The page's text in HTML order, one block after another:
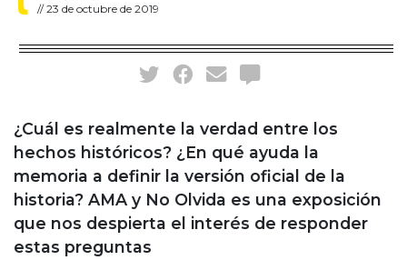
//23 de octubre de 2019
¿Cuál es realmente la verdad entre los
hechos históricos? ¿En qué ayuda la
memoria a definir la versión oficial de la
historia? AMA y No Olvida es una exposición
que nos despierta el interés de responder
estas preguntas